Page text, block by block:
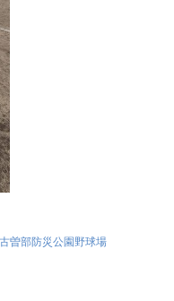
曽部防災公園野球場